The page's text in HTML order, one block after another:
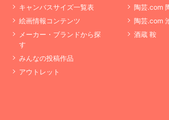
キャンバスサイズ一覧表
絵画情報コンテンツ
メーカー・ブランドから探
す
みんなの投稿作品
アウトレット
陶芸.com
陶芸.com
酒蔵 鞍